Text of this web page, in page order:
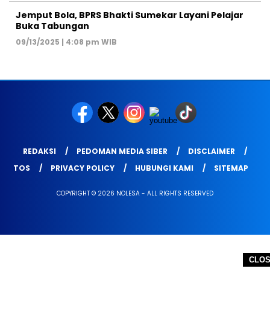
Jemput Bola, BPRS Bhakti Sumekar Layani Pelajar
Buka Tabungan
09/13/2025 | 4:08 pm WIB
REDAKSI PEDOMAN MEDIA SIBER
DISCLAIMER
TOS
PRIVACY POLICY HUBUNGI KAMI SITEMAP
COPYRIGHT © 2026 NOLESA - ALL RIGHTS RESERVED